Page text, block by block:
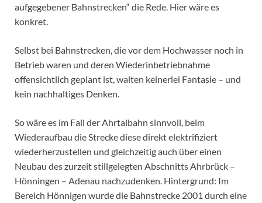
aufgegebener Bahnstrecken“ die Rede. Hier wäre es
konkret.
Selbst bei Bahnstrecken, die vor dem Hochwasser noch in
Betrieb waren und deren Wiederinbetriebnahme
offensichtlich geplant ist, walten keinerlei Fantasie – und
kein nachhaltiges Denken.
So wäre es im Fall der Ahrtalbahn sinnvoll, beim
Wiederaufbau die Strecke diese direkt elektrifiziert
wiederherzustellen und gleichzeitig auch über einen
Neubau des zurzeit stillgelegten Abschnitts Ahrbrück –
Hönningen – Adenau nachzudenken. Hintergrund: Im
Bereich Hönnigen wurde die Bahnstrecke 2001 durch eine